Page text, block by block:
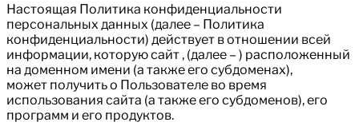
Настоящая Политика конфиденциальности
персональных данных (далее – Политика
конфиденциальности) действует в отношении всей
информации, которую сайт , (далее – ) расположенный
на доменном имени (а также его субдоменах),
может получить о Пользователе во время
использования сайта (а также его субдоменов), его
программ и его продуктов.